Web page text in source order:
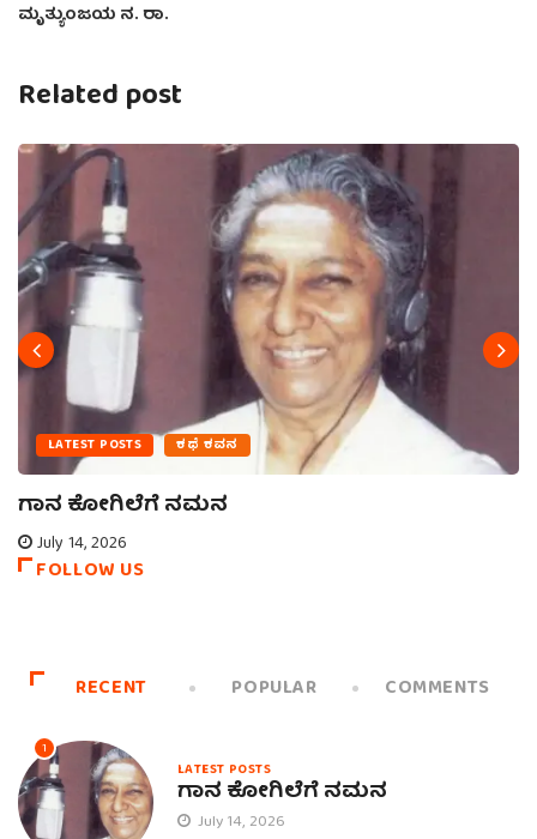
ಮೃತ್ಯುಂಜಯ ನ. ರಾ.
Related post
LATEST POSTS ಕಥೆ ಕವನ
ಗಾನ ಕೋಗಿಲೆಗೆ ನಮನ
July 14, 2026
FOLLOW US
RECENT POPULAR COMMENTS
1
LATEST POSTS
ಗಾನ ಕೋಗಿಲೆಗೆ ನಮನ
July 14, 2026